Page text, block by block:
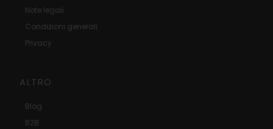
Note legali
Condizioni generali
Privacy
ALTRO
Blog
B2B